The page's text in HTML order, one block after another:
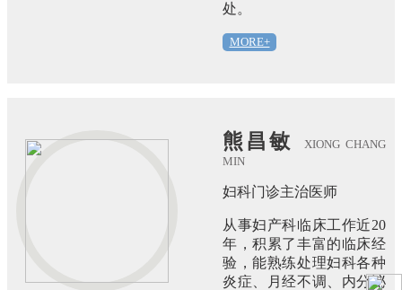
处。
MORE+
熊昌敏
XIONG CHANG
MIN
妇科门诊主治医师
从事妇产科临床工作近20
年，积累了丰富的临床经
验，能熟练处理妇科各种
炎症、月经不调、内分泌